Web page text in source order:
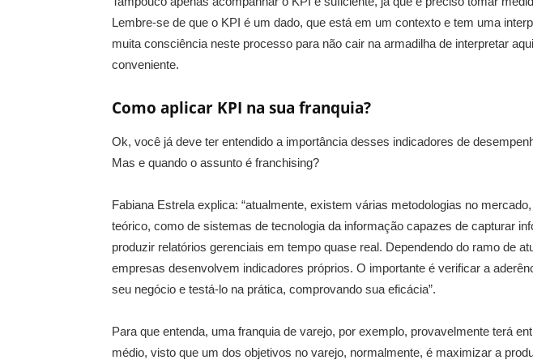
Lembre-se de que o KPI é um dado, que está em um contexto e tem uma
muita consciência neste processo para não cair na armadilha de interpretar
conveniente.
Como aplicar KPI na sua franquia?
Ok, você já deve ter entendido a importância desses indicadores de
Mas e quando o assunto é franchising?
Fabiana Estrela explica: “atualmente, existem várias metodologias no
teórico, como de sistemas de tecnologia da informação capazes de capturar
produzir relatórios gerenciais em tempo quase real. Dependendo do ramo de
empresas desenvolvem indicadores próprios. O importante é verificar a
seu negócio e testá-lo na prática, comprovando sua eficácia”.
Para que entenda, uma franquia de varejo, por exemplo, provavelmente terá
médio, visto que um dos objetivos no varejo, normalmente, é maximizar a